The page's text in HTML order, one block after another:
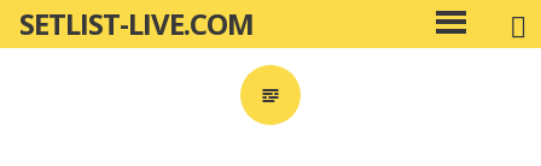
ン
SETLIST-LIVE.COM
メ
イ